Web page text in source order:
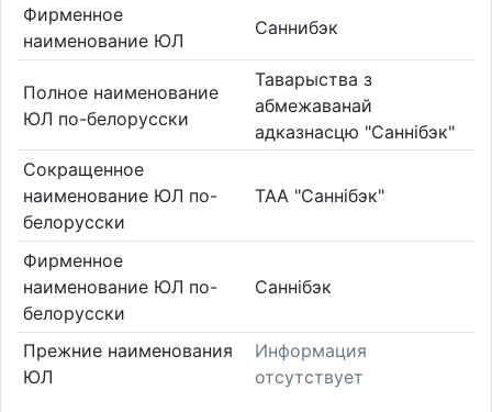
Фирменное
наименование ЮЛ
Саннибэк
Полное наименование
ЮЛ по-белорусски
Таварыства з
абмежаванай
адказнасцю "Саннібэк"
Сокращенное
наименование ЮЛ по-
белорусски
ТАА "Саннібэк"
Фирменное
наименование ЮЛ по-
белорусски
Саннібэк
Прежние наименования
ЮЛ
Информация
отсутствует